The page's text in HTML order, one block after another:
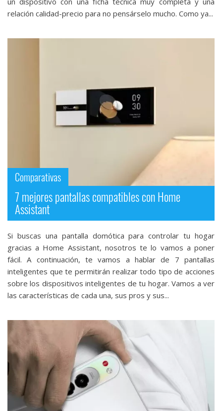
relación calidad-precio para no pensárselo mucho. Como ya...
Comparativas
7 mejores pantallas compatibles con Home
Assistant
Si buscas una pantalla domótica para controlar tu hogar
gracias a Home Assistant, nosotros te lo vamos a poner
fácil. A continuación, te vamos a hablar de 7 pantallas
inteligentes que te permitirán realizar todo tipo de acciones
sobre los dispositivos inteligentes de tu hogar. Vamos a ver
las características de cada una, sus pros y sus...